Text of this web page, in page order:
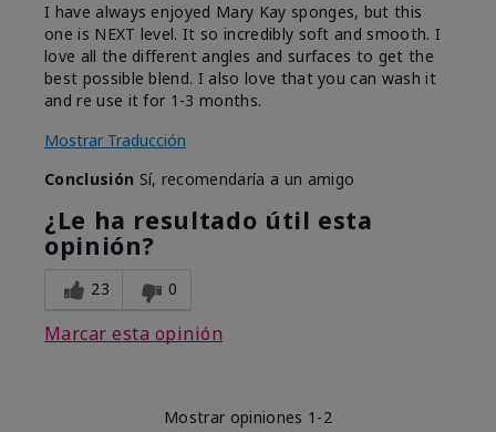
I have always enjoyed Mary Kay sponges, but this
one is NEXT level. It so incredibly soft and smooth. I
love all the different angles and surfaces to get the
best possible blend. I also love that you can wash it
and re use it for 1-3 months.
Mostrar Traducción
Conclusión Sí, recomendaría a un amigo
¿Le ha resultado útil esta
opinión?
23 0
Marcar esta opinión
Mostrar opiniones 1-2